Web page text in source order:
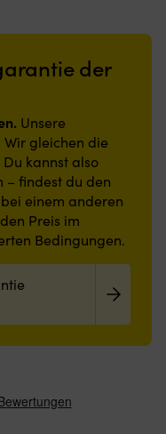
der
Unsere
gleichen die
kannst also
– findest du den
einem anderen
Preis im
Bedingungen.